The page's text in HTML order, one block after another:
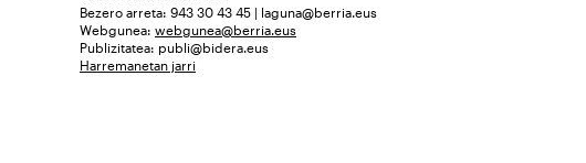
Bezero arreta: 943 30 43 45 | laguna@berria.eus
Webgunea: webgunea@berria.eus
Publizitatea: publi@bidera.eus
Harremanetan jarri